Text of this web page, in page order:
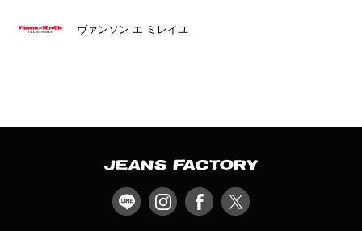
ヴァンソン エ ミレイユ